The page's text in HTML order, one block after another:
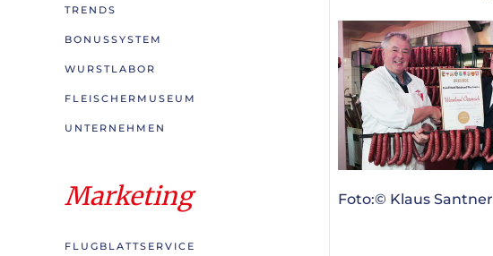
Foto:© Klaus Santner
TRENDS
BONUSSYSTEM
WURSTLABOR
FLEISCHERMUSEUM
UNTERNEHMEN
Marketing
FLUGBLATTSERVICE